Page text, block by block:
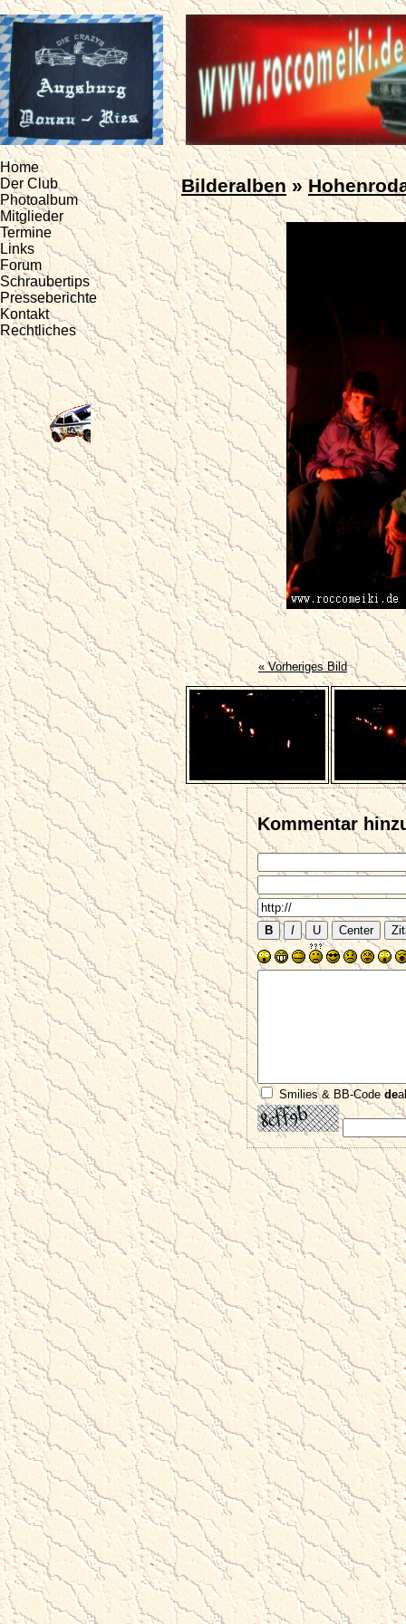
Bilderalben»
« Vorheriges Bild
Kommentar
Smilies & BB-Code de
Home
Der Club
Photoalbum
Mitglieder
Termine
Links
Forum
Schraubertips
Presseberichte
Kontakt
Rechtliches